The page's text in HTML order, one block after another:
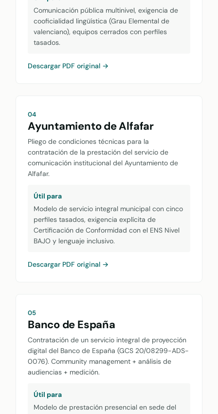
Comunicación pública multinivel, exigencia de
cooficialidad lingüística (Grau Elemental de
valenciano), equipos cerrados con perfiles
tasados.
Descargar PDF original →
04
Ayuntamiento de Alfafar
Pliego de condiciones técnicas para la
contratación de la prestación del servicio de
comunicación institucional del Ayuntamiento de
Alfafar.
Útil para
Modelo de servicio integral municipal con cinco
perfiles tasados, exigencia explícita de
Certificación de Conformidad con el ENS Nivel
BAJO y lenguaje inclusivo.
Descargar PDF original →
05
Banco de España
Contratación de un servicio integral de proyección
digital del Banco de España (GCS 20/08299-ADS-
0076). Community management + análisis de
audiencias + medición.
Útil para
Modelo de prestación presencial en sede del